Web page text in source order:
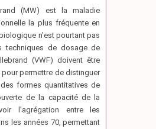
(MW) est la maladie
la plus fréquente en
n’est pourtant pas
techniques de dosage de
(VWF) doivent être
permettre de distinguer
formes quantitatives de
de la capacité de la
l’agrégation entre les
les années 70, permettant